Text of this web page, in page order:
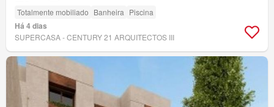
Totalmente mobiliado Banheira Piscina
Há 4 dias
SUPERCASA - CENTURY 21 ARQUITECTOS III